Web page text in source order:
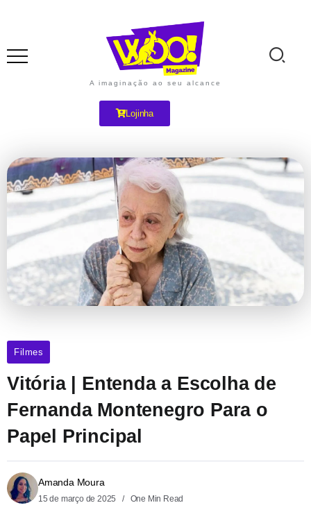
A imaginação ao seu alcance
Lojinha
Filmes
Vitória | Entenda a Escolha de
Fernanda Montenegro Para o
Papel Principal
Amanda Moura
15 de março de 2025 One Min Read